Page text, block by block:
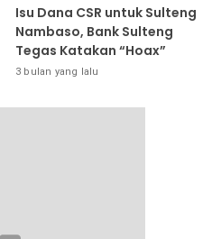
Isu Dana CSR untuk Sulteng
Nambaso, Bank Sulteng
Tegas Katakan “Hoax”
3 bulan yang lalu